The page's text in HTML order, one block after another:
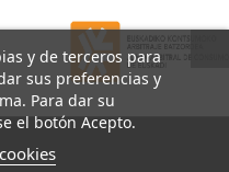
y de terceros para
sus preferencias y
Para dar su
el botón Acepto.